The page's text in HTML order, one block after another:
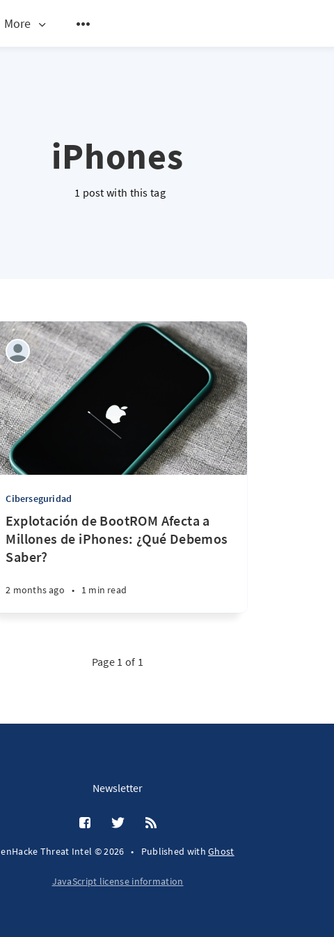
More
iPhones
1 post with this tag
Ciberseguridad
Explotación de BootROM Afecta a
Millones de iPhones: ¿Qué Debemos
Saber?
2 months ago • 1 min read
Page 1 of 1
Newsletter
enHacke Threat Intel © 2026 • Published withGhost
JavaScript license information